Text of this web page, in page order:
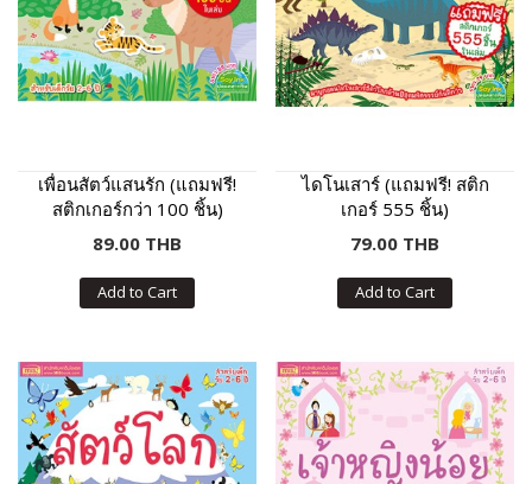
เพื่อนสัตว์แสนรัก (แถมฟรี!
สติกเกอร์กว่า 100 ชิ้น)
89.00 THB
Add to Cart
ไดโนเสาร์ (แถมฟรี! สติก
เกอร์ 555 ชิ้น)
79.00 THB
Add to Cart